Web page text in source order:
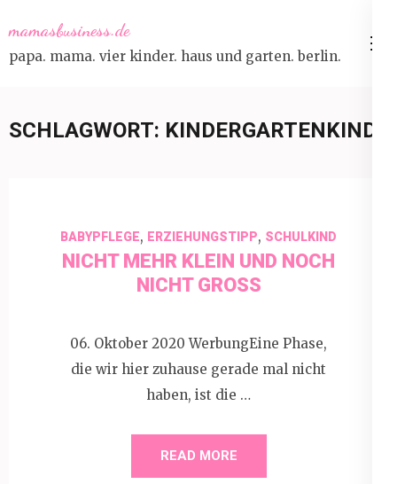
to
content
mamasbusiness.de
papa. mama. vier kinder. haus und garten. berlin.
SCHLAGWORT: KINDERGARTENKIND
BABYPFLEGE, ERZIEHUNGSTIPP, SCHULKIND
NICHT MEHR KLEIN UND NOCH
NICHT GROSS
06. Oktober 2020 WerbungEine Phase,
die wir hier zuhause gerade mal nicht
haben, ist die …
READ MORE